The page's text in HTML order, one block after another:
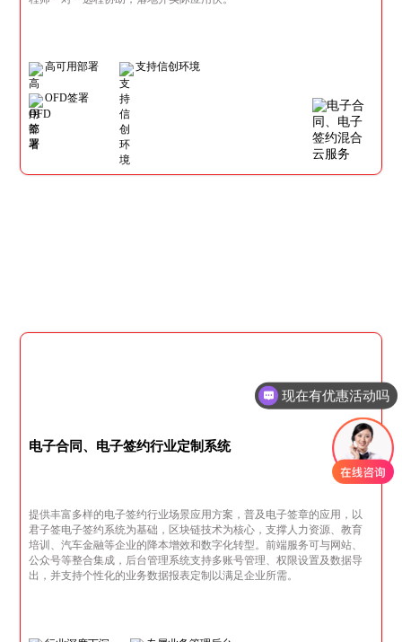
高可用部署 支持信创环境
OFD签署
电子合同、电子签约行业定制系统
提供丰富多样的电子签约行业场景应用方案，普及电子签章的应用，以
君子签电子签约系统为基础，区块链技术为核心，支撑人力资源、教育
培训、汽车金融等企业的降本增效和数字化转型。前端服务可与网站、
公众号等整合集成，后台管理系统支持多账号管理、权限设置及数据导
出，并支持个性化的业务数据报表定制以满足企业所需。
现在有优惠活动吗